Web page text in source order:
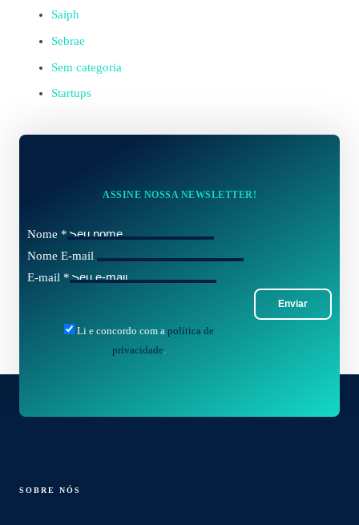
Saiph
Sebrae
Sem categoria
Startups
ASSINE NOSSA NEWSLETTER!
Nome *
Nome E-mail
E-mail *
Enviar
Li e concordo com a política de
privacidade
SOBRE NÓS